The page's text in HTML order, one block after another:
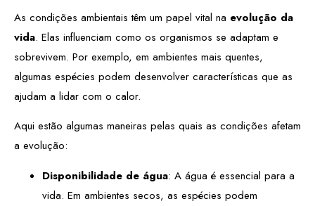
As condições ambientais têm um papel vital na evolução da
vida. Elas influenciam como os organismos se adaptam e
sobrevivem. Por exemplo, em ambientes mais quentes,
algumas espécies podem desenvolver características que as
ajudam a lidar com o calor.
Aqui estão algumas maneiras pelas quais as condições afetam
a evolução:
Disponibilidade de água: A água é essencial para a
vida. Em ambientes secos, as espécies podem